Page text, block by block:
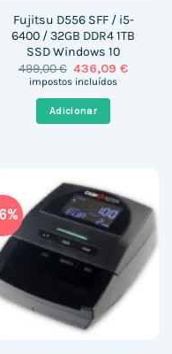
Fujitsu D556 SFF / i5-
6400 / 32GB DDR4 1TB
SSD Windows 10
499,00€ O
preço
499,00 €.
436,09€O
impostos incluídos
Adicionar